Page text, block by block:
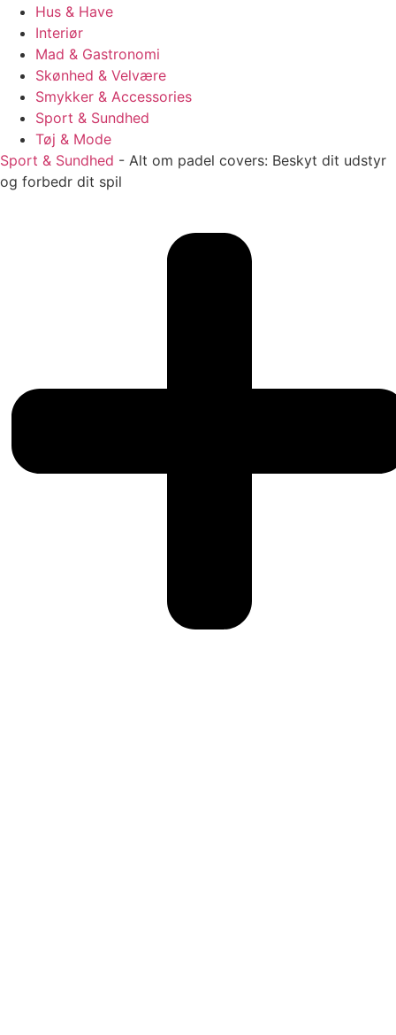
Hus & Have
Interiør
Mad & Gastronomi
Skønhed & Velvære
Smykker & Accessories
Sport & Sundhed
Tøj & Mode
Sport & Sundhed - Alt om padel covers: Beskyt dit udstyr
og forbedr dit spil